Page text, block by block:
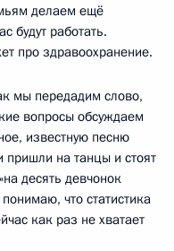
делаем ещё
будут работать.
про здравоохранение.
мы передадим слово,
вопросы обсуждаем
известную песню
пришли на танцы и стоят
десять девчонок
что статистика
как раз не хватает